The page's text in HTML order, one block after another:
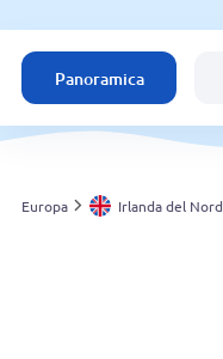
Irlanda del Nord
Italia
Svizzera
Panoramica
Europa Irlanda del Nord